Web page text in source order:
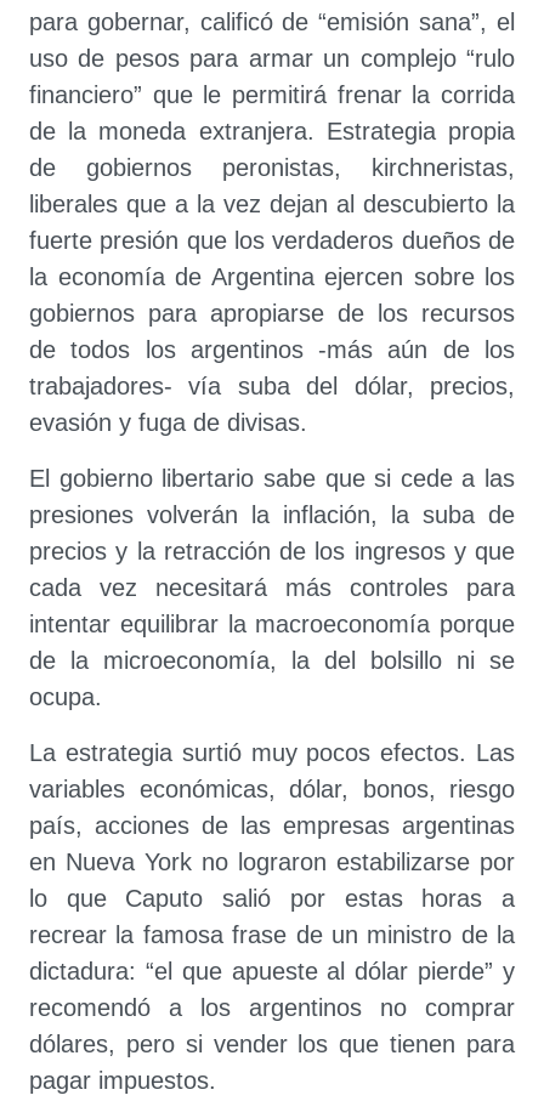
para gobernar, calificó de “emisión sana”, el
uso de pesos para armar un complejo “rulo
financiero” que le permitirá frenar la corrida
de la moneda extranjera. Estrategia propia
de gobiernos peronistas, kirchneristas,
liberales que a la vez dejan al descubierto la
fuerte presión que los verdaderos dueños de
la economía de Argentina ejercen sobre los
gobiernos para apropiarse de los recursos
de todos los argentinos -más aún de los
trabajadores- vía suba del dólar, precios,
evasión y fuga de divisas.
El gobierno libertario sabe que si cede a las
presiones volverán la inflación, la suba de
precios y la retracción de los ingresos y que
cada vez necesitará más controles para
intentar equilibrar la macroeconomía porque
de la microeconomía, la del bolsillo ni se
ocupa.
La estrategia surtió muy pocos efectos. Las
variables económicas, dólar, bonos, riesgo
país, acciones de las empresas argentinas
en Nueva York no lograron estabilizarse por
lo que Caputo salió por estas horas a
recrear la famosa frase de un ministro de la
dictadura: “el que apueste al dólar pierde” y
recomendó a los argentinos no comprar
dólares, pero si vender los que tienen para
pagar impuestos.